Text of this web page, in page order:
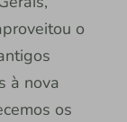
o
à nova
os